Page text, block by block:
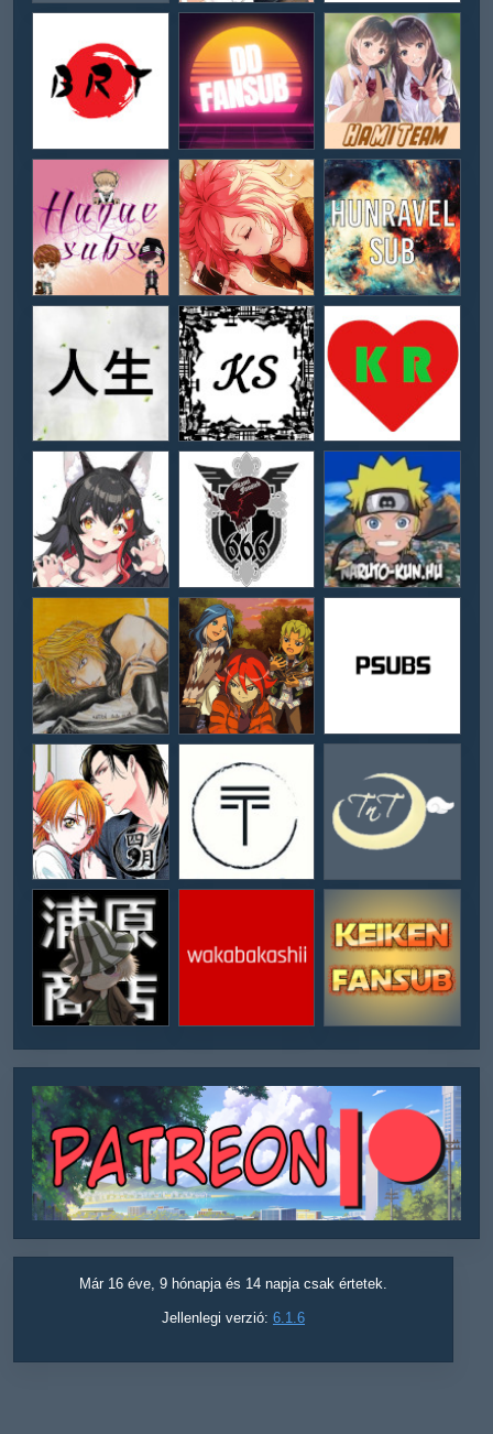
Már 16 éve, 9 hónapja és 14 napja csak értetek.
Jellenlegi verzió: 6.1.6